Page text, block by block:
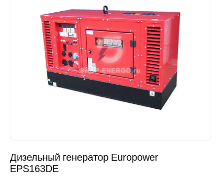
Дизельный генератор Europower
EPS163DE